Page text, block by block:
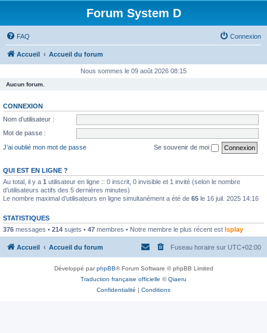
Forum System D
FAQ Connexion
Accueil Accueil du forum
Nous sommes le 09 août 2026 08:15
Aucun forum.
CONNEXION
Nom d’utilisateur :
Mot de passe :
J’ai oublié mon mot de passe
Se souvenir de moi
QUI EST EN LIGNE ?
Au total, il y a 1 utilisateur en ligne :: 0 inscrit, 0 invisible et 1 invité (selon le nombre
d’utilisateurs actifs des 5 dernières minutes)
Le nombre maximal d’utilisateurs en ligne simultanément a été de 65 le 16 juil. 2025 14:16
STATISTIQUES
376 messages • 214 sujets • 47 membres • Notre membre le plus récent est Isplay
Accueil Accueil du forum Fuseau horaire sur UTC+02:00
Développé parphpBB® Forum Software © phpBB Limited
Traduction française officielle ©Qiaeru
Confidentialité | Conditions